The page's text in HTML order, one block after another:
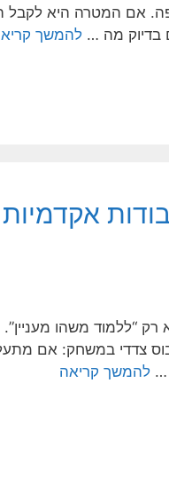
אם המטרה היא לקבל
בדיוק מה … להמשך
“ללמוד משהו
צדדי במשחק: אם
… להמשך קריאה